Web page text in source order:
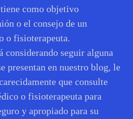
como objetivo
o el consejo de un
o fisioterapeuta.
considerando seguir alguna
presentan en nuestro blog, le
que consulte
o fisioterapeuta para
y apropiado para su